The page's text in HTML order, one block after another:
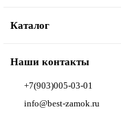
Каталог
Наши контакты
+7(903)005-03-01
info@best-zamok.ru